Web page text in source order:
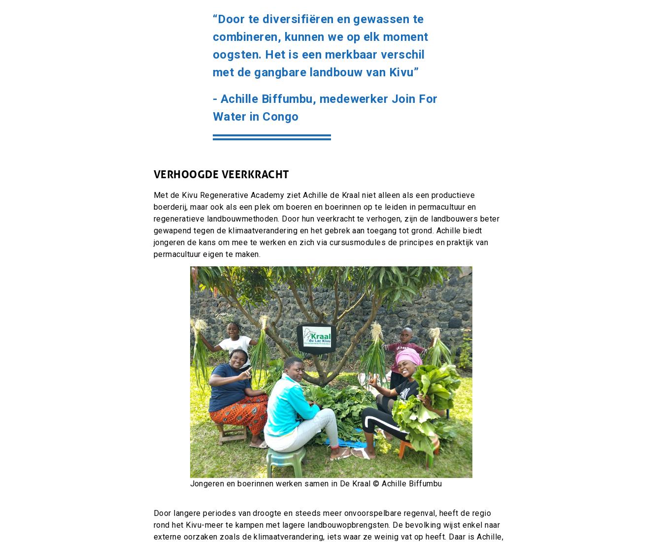
“Door te diversifiëren en gewassen te
combineren, kunnen we op elk moment
oogsten. Het is een merkbaar verschil
met de gangbare landbouw van Kivu”
- Achille Biffumbu, medewerker Join For
Water in Congo
VERHOOGDE VEERKRACHT
Met de Kivu Regenerative Academy ziet Achille de Kraal niet alleen als een productieve
boerderij, maar ook als een plek om boeren en boerinnen op te leiden in permacultuur en
regeneratieve landbouwmethoden. Door hun veerkracht te verhogen, zijn de landbouwers beter
gewapend tegen de klimaatverandering en het gebrek aan toegang tot grond. Achille biedt
jongeren de kans om mee te werken en zich via cursusmodules de principes en praktijk van
permacultuur eigen te maken.
Jongeren en boerinnen werken samen in De Kraal © Achille Biffumbu
Door langere periodes van droogte en steeds meer onvoorspelbare regenval, heeft de regio
rond het Kivu-meer te kampen met lagere landbouwopbrengsten. De bevolking wijst enkel naar
externe oorzaken zoals de klimaatverandering, iets waar ze weinig vat op heeft. Daar is Achille,